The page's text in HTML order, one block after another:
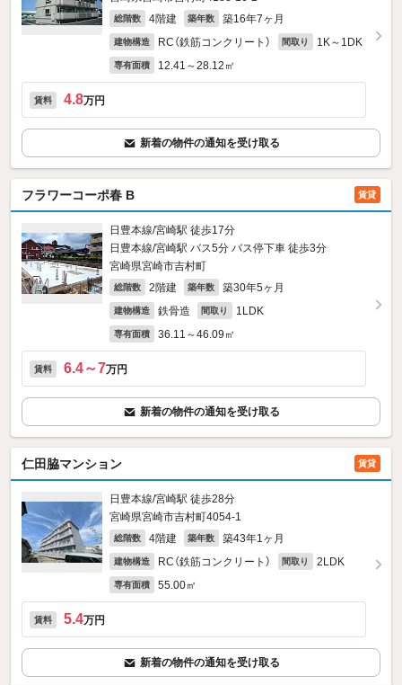
総階数 4階建 築年数 築16年7ヶ月
建物構造 RC（鉄筋コンクリート） 間取り 1K～1DK
専有面積 12.41～28.12㎡
賃料 4.8万円
新着の物件の通知を受け取る
フラワーコーポ春 B 賃貸
日豊本線/宮崎駅 徒歩17分
日豊本線/宮崎駅 バス5分 バス停下車 徒歩3分
宮崎県宮崎市吉村町
総階数 2階建 築年数 築30年5ヶ月
建物構造 鉄骨造 間取り 1LDK
専有面積 36.11～46.09㎡
賃料 6.4～7万円
新着の物件の通知を受け取る
仁田脇マンション 賃貸
日豊本線/宮崎駅 徒歩28分
宮崎県宮崎市吉村町4054‐1
総階数 4階建 築年数 築43年1ヶ月
建物構造 RC（鉄筋コンクリート） 間取り 2LDK
専有面積 55.00㎡
賃料 5.4万円
新着の物件の通知を受け取る